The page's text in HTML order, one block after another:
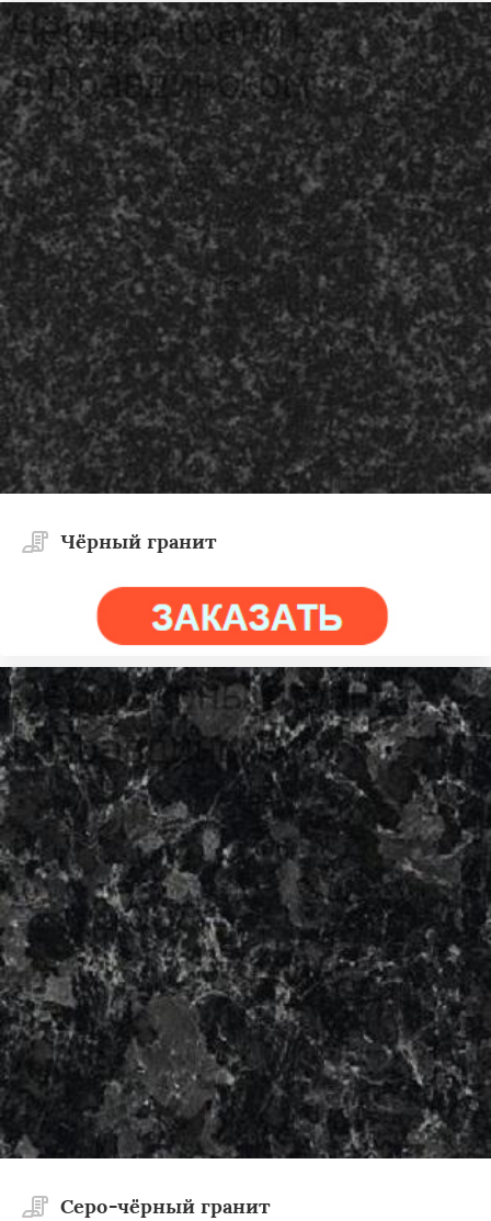
Работаем по
регионам
×
Решетниково Родники Свердловск
Северный
Софрино Томилино
Тучково
Уваровка
Удельная
Фосфоритный
Фряново Хорлово Черкизово Черусти
Чёрный гранит
Cеро-чёрный гранит
УЗНАТЬ ПОДРОБНЕЕ ×
Даю согласие на обработку персональных данных